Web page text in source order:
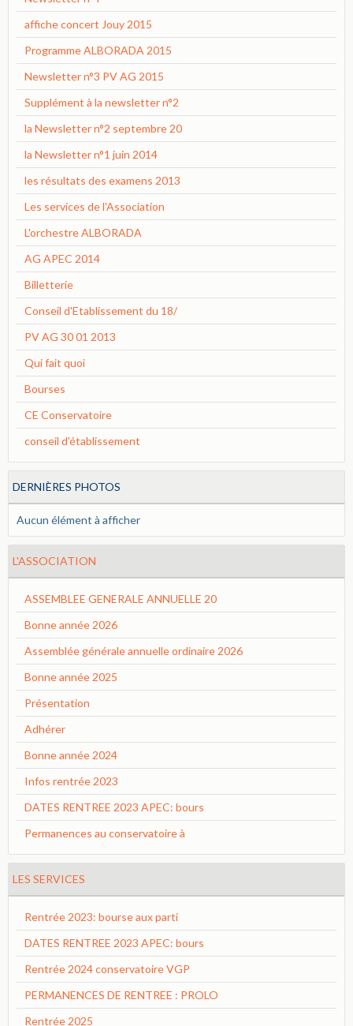
affiche concert Jouy 2015
Programme ALBORADA 2015
Newsletter n°3 PV AG 2015
Supplément à la newsletter n°2
la Newsletter n°2 septembre 20
la Newsletter n°1 juin 2014
les résultats des examens 2013
Les services de l'Association
L'orchestre ALBORADA
AG APEC 2014
Billetterie
Conseil d'Etablissement du 18/
PV AG 30 01 2013
Qui fait quoi
Bourses
CE Conservatoire
conseil d'établissement
DERNIÈRES PHOTOS
Aucun élément à afficher
L'ASSOCIATION
ASSEMBLEE GENERALE ANNUELLE 20
Bonne année 2026
Assemblée générale annuelle ordinaire 2026
Bonne année 2025
Présentation
Adhérer
Bonne année 2024
Infos rentrée 2023
DATES RENTREE 2023 APEC: bours
Permanences au conservatoire à
LES SERVICES
Rentrée 2023: bourse aux parti
DATES RENTREE 2023 APEC: bours
Rentrée 2024 conservatoire VGP
PERMANENCES DE RENTREE : PROLO
Rentrée 2025